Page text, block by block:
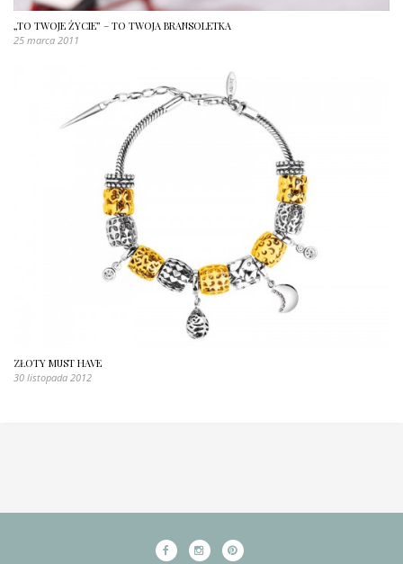
„TO TWOJE ŻYCIE” – TO TWOJA BRANSOLETKA
25 marca 2011
ZŁOTY MUST HAVE
30 listopada 2012